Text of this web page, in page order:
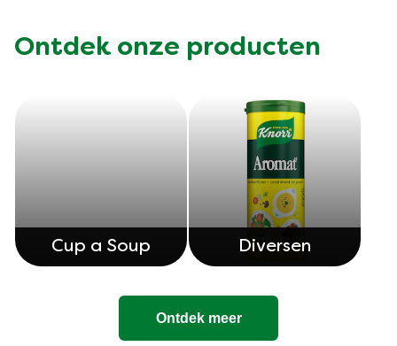
Ontdek onze producten
Cup a Soup Diversen
Ontdek meer